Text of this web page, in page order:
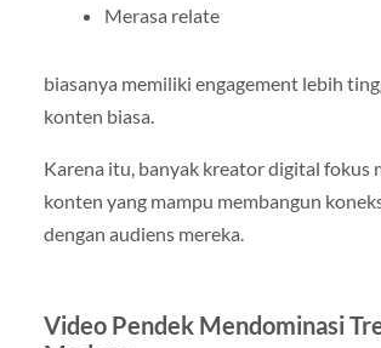
Merasa relate
biasanya memiliki engagement lebih
konten biasa.
Karena itu, banyak kreator digital fokus
konten yang mampu membangun
dengan audiens mereka.
Video Pendek Mendominasi